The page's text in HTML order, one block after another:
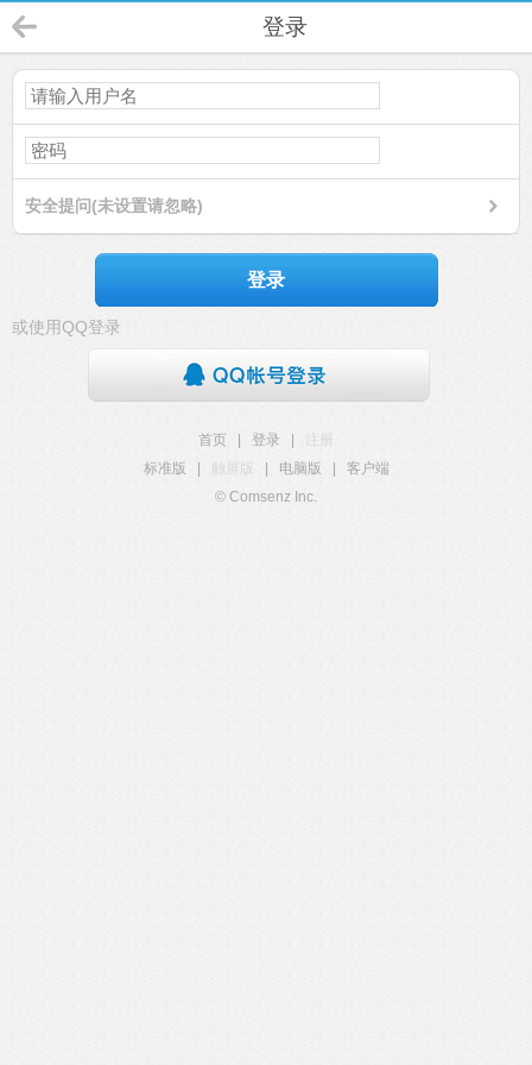
登录
安全提问(未设置请忽略)
登录
或使用QQ登录
首页 登录
注册
标准版
触屏版 电脑版
客户端
© Comsenz Inc.